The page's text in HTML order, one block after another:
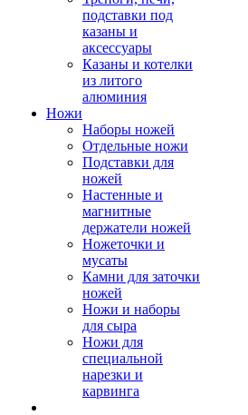
подставки под
казаны и
аксессуары
Казаны и котелки
из литого
алюминия
Ножи
Наборы ножей
Отдельные ножи
Подставки для
ножей
Настенные и
магнитные
держатели ножей
Ножеточки и
мусаты
Камни для заточки
ножей
Ножи и наборы
для сыра
Ножи для
специальной
нарезки и
карвинга